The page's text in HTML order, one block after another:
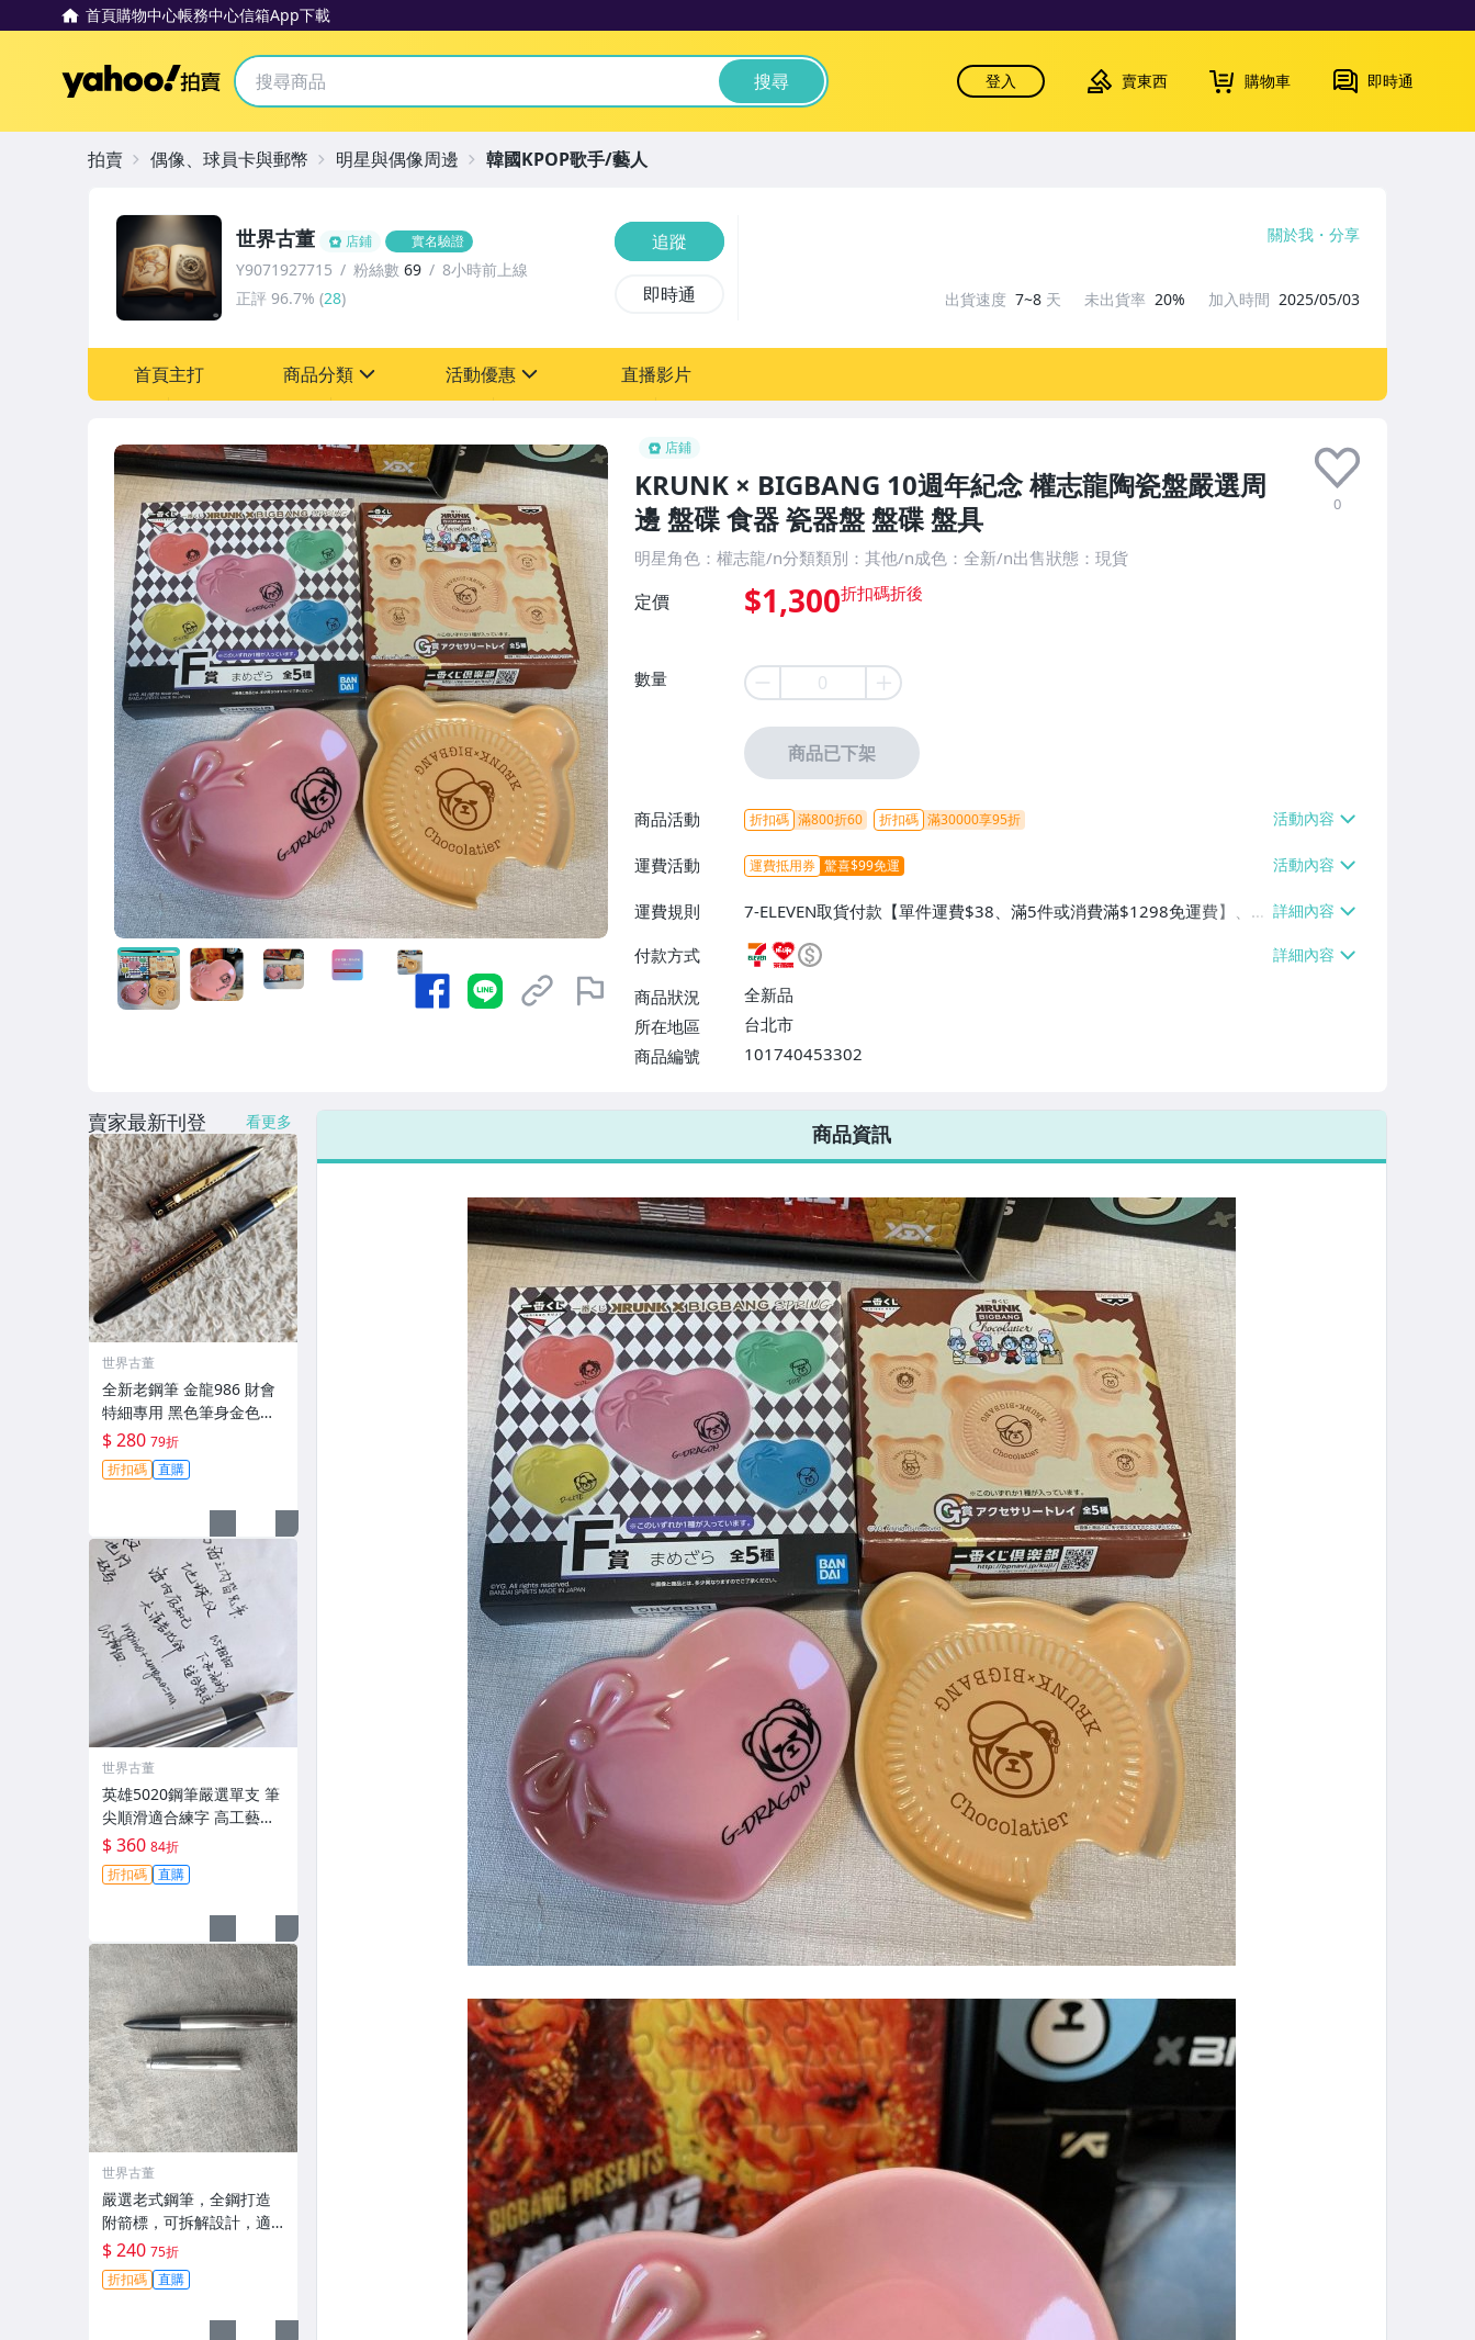
首頁購物中心帳務中心信箱App下載
Yahoo拍賣 搜尋 登入 賣東西 購物車 即時通
店鋪
KRUNK × BIGBANG 10週年紀念 權志龍陶瓷盤嚴選周
邊 盤碟 食器 瓷器盤 盤碟 盤具
0
明星角色：權志龍/n分類類別：其他/n成色：全新/n出售狀態：現貨
定價 $1,300
數量
商品已下架
商品活動 折扣碼 滿800折60 折扣碼 滿30000享95折
運費活動 運費抵用券 驚喜$99免運
運費規則
7-ELEVEN取貨付款【單件運費$38、滿5件或消費滿$1298免運費】、7-
ELEVEN取貨不付款【免運費】、萊爾富取貨付款【單件運費$60、滿5件
或消費滿$1298免運費】、宅配/貨運【單件運費$120、滿5件或消費滿
$1598免運費】
付款方式
商品狀況
全新品
所在地區
台北市
商品編號
101740453302
7-ELEVEN 運費只要38元
不限金額、筆數，筆筆優惠無限次！
世界古董 店鋪 實名驗證
Y9071927715 粉絲數 69
8小時前上線
正評 96.7% (28)
追蹤
即時通
關於我 分享
出貨速度 7~8 天 未出貨率 20% 加入時間 2025/05/03
首頁主打 商品分類 活動優惠
[全店] 周年慶
直播影片
拍賣 偶像、球員卡與郵幣 明星與偶像周邊 韓國KPOP歌手/藝人
商品資訊
賣家最新刊登 看更多
世界古董
全新老鋼筆 金龍986 財會
特細專用 黑色筆身金色裝
飾 大氣順滑好寫 小明尖 筆
夾輕微氧化 無損毫毛 新手
舊藏共賞 財會鋼筆 傳承工
$ 280 79折
折扣碼 直購
世界古董
英雄5020鋼筆嚴選單支 筆
尖順滑適合練字 高工藝打
造手感佳 英雄5020 鋪筆
卡其色 鉑金鍍工藝 經典款
式 英雄5020 鋪筆 時尚經
$ 360 84折
折扣碼 直購
世界古董
嚴選老式鋼筆，全鋼打造
附箭標，可拆解設計，適
合拍攝與收藏。影視道具
好選擇。 老鋼筆 電影道具
雑貨收藏
$ 240 75折
折扣碼 直購